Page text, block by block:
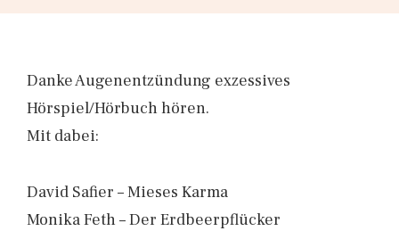
Danke Augenentzündung exzessives
Hörspiel/Hörbuch hören.
Mit dabei:
David Safier – Mieses Karma
Monika Feth – Der Erdbeerpflücker